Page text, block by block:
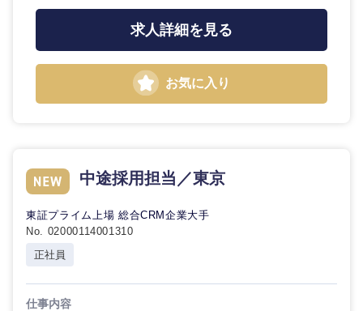
求人詳細を見る
お気に入り
中途採用担当／東京
東証プライム上場 総合CRM企業大手
No. 02000114001310
正社員
仕事内容